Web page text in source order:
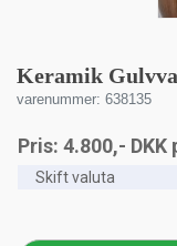
Keramik
varenummer: 638135
Pris: 4.800,- DKK